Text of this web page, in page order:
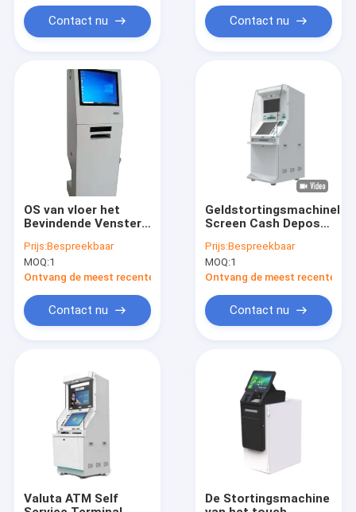
Producten
Over ons
Contact nu Contact nu
OS van vloer het
Bevindende Vensters
Machinesteun van de
Contant geldstorting
Dubbele Scherm
Prijs:Bespreekbaar
MOQ:1
Ontvang de meest recente Prijs
Contact nu
Screen Cash Deposit
bankkioskbetalingen
Prijs:Bespreekbaar
MOQ:1
Ontvang de meest recente
Contact nu
Valuta ATM Self
De Stortingsmachine